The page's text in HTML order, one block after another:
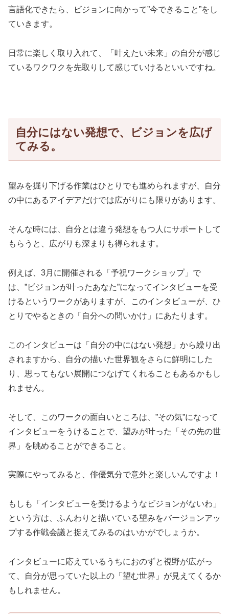
言語化できたら、ビジョンに向かって”今できること”をし
ていきます。
日常に楽しく取り入れて、「叶えたい未来」の自分が感じ
ているワクワクを先取りして感じていけるといいですね。
自分にはない発想で、ビジョンを広げ
てみる。
望みを掘り下げる作業はひとりでも進められますが、自分
の中にあるアイデアだけでは広がりにも限りがあります。
そんな時には、自分とは違う発想をもつ人にサポートして
もらうと、広がりも深まりも得られます。
例えば、3月に開催される「予祝ワークショップ」で
は、”ビジョンが叶ったあなた”になってインタビューを受
けるというワークがありますが、このインタビューが、ひ
とりでやるときの「自分への問いかけ」にあたります。
このインタビューは「自分の中にはない発想」から繰り出
されますから、自分の描いた世界観をさらに鮮明にした
り、思ってもない展開につなげてくれることもあるかもし
れません。
そして、このワークの面白いところは、”その気”になって
インタビューをうけることで、望みが叶った「その先の世
界」を眺めることができること。
実際にやってみると、俳優気分で意外と楽しいんですよ！
もしも「インタビューを受けるようなビジョンがないわ」
という方は、ふんわりと描いている望みをバージョンアッ
プする作戦会議と捉えてみるのはいかがでしょうか。
インタビューに応えているうちにおのずと視野が広がっ
て、自分が思っていた以上の「望む世界」が見えてくるか
もしれません。